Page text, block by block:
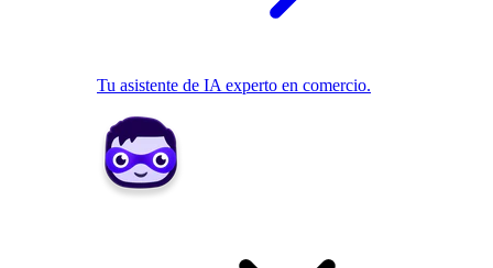
Tu asistente de IA experto en comercio.